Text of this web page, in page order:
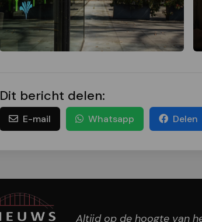
Dit bericht delen:
E-mail Whatsapp Delen
Altijd op de hoogte van